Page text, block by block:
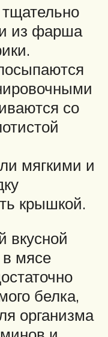
из фарша
со
мягкими и
крышкой.
вкусной
мясе
белка,
организма